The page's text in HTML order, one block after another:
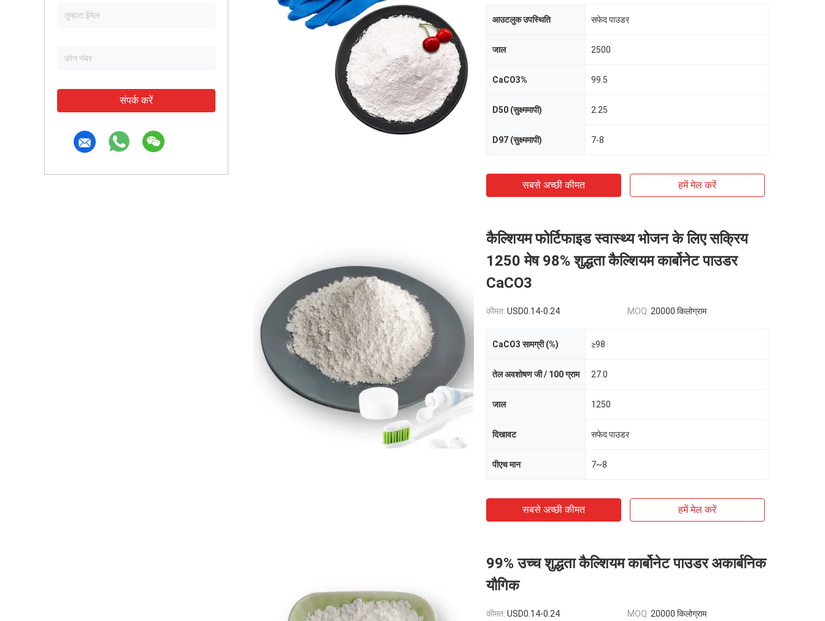
संपर्क करें
आउटलुक उपस्थिति सफेद पाउडर
जाल 2500
CaCO3% 99.5
D50 (सुक्ष्ममापी) 2.25
D97 (सुक्ष्ममापी) 7-8
सबसे अच्छी कीमत हमें मेल करें
कैल्शियम फोर्टिफाइड स्वास्थ्य भोजन के लिए सक्रिय
1250 मेष 98% शुद्धता कैल्शियम कार्बोनेट पाउडर
CaCO3
कीमत: USD0.14-0.24 MOQ: 20000 किलोग्राम
CaCO3 सामग्री (%) ≥98
तेल अवशोषण जी / 100 ग्राम 27.0
जाल 1250
दिखावट सफेद पाउडर
पीएच मान 7~8
सबसे अच्छी कीमत हमें मेल करें
99% उच्च शुद्धता कैल्शियम कार्बोनेट पाउडर अकार्बनिक
यौगिक
कीमत: USD0.14-0.24 MOQ: 20000 किलोग्राम